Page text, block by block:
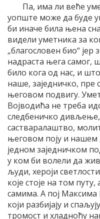
Па, има ли веће
уопште може да буде
би иначе била њена
видели уметника за
„благословен био“
надраста њега самог,
било кога од нас, и
наше, заједничко, пре
његовом подвигу.
Војводића не треба
следбеничко
састваралаштво,
његовом поју и нашем
једном заједничком
у ком би волели да
људи, хероји
које стоје на том путу,
самима. А пој Максима
који разбијају и
тромост и хладноћу